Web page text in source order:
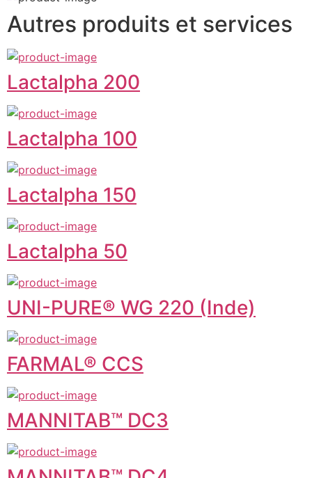
Autres produits et services
Lactalpha 200
Lactalpha 100
Lactalpha 150
Lactalpha 50
UNI-PURE® WG 220 (Inde)
FARMAL® CCS
MANNITAB™ DC3